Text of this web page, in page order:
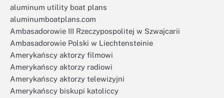
aluminum utility boat plans
aluminumboatplans.com
Ambasadorowie III Rzeczypospolitej w Szwajcarii
Ambasadorowie Polski w Liechtensteinie
Amerykańscy aktorzy filmowi
Amerykańscy aktorzy radiowi
Amerykańscy aktorzy telewizyjni
Amerykańscy biskupi katoliccy